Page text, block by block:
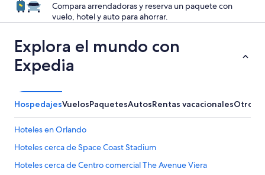
Compara arrendadoras y reserva un paquete con
vuelo, hotel y auto para ahorrar.
Explora el mundo con
Expedia
HospedajesVuelosPaquetesAutosRentas vacacionalesOtros
Hoteles en Orlando
Hoteles cerca de Space Coast Stadium
Hoteles cerca de Centro comercial The Avenue Viera